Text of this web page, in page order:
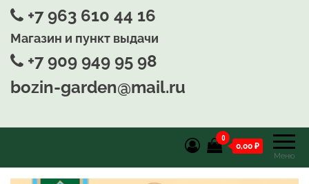
+7 963 610 44 16
Магазин и пункт выдачи
+7 909 949 95 98
bozin-garden@mail.ru
Меню
0
0,00 ₽